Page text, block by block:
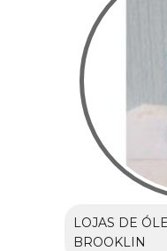
LOJAS DE
BROOKLIN